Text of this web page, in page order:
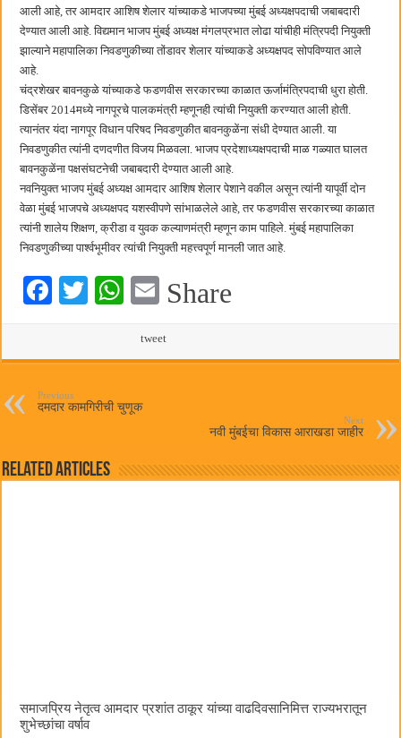
कॉमनवेल्थ टेबल टेनिस स्पर्धेत सीकेटीच्या स्वस्तिका घोषची सुवर्णझेप
आली आहे, तर आमदार आशिष शेलार यांच्याकडे भाजपच्या मुंबई अध्यक्षपदाची जबाबदारी
देण्यात आली आहे. विद्यमान भाजप मुंबई अध्यक्ष मंगलप्रभात लोढा यांचीही मंत्रिपदी नियुक्ती
झाल्याने महापालिका निवडणुकीच्या तोंडावर शेलार यांच्याकडे अध्यक्षपद सोपविण्यात आले
आहे.
चंद्रशेखर बावनकुळे यांच्याकडे फडणवीस सरकारच्या काळात ऊर्जामंत्रिपदाची धुरा होती.
डिसेंबर 2014मध्ये नागपूरचे पालकमंत्री म्हणूनही त्यांची नियुक्ती करण्यात आली होती.
त्यानंतर यंदा नागपूर विधान परिषद निवडणुकीत बावनकुळेंना संधी देण्यात आली. या
निवडणुकीत त्यांनी दणदणीत विजय मिळवला. भाजप प्रदेशाध्यक्षपदाची माळ गळ्यात घालत
बावनकुळेंना पक्षसंघटनेची जबाबदारी देण्यात आली आहे.
नवनियुक्त भाजप मुंबई अध्यक्ष आमदार आशिष शेलार पेशाने वकील असून त्यांनी यापूर्वी दोन
वेळा मुंबई भाजपचे अध्यक्षपद यशस्वीपणे सांभाळलेले आहे, तर फडणवीस सरकारच्या काळात
त्यांनी शालेय शिक्षण, क्रीडा व युवक कल्याणमंत्री म्हणून काम पाहिले. मुंबई महापालिका
निवडणुकीच्या पार्श्वभूमीवर त्यांची नियुक्ती महत्त्वपूर्ण मानली जात आहे.
Fa T
W
ts
pp
E
ail
Share
tweet
Previous
दमदार कामगिरीची चुणूक
Next
नवी मुंबईचा विकास आराखडा जाहीर
Related Articles
समाजप्रिय नेतृत्व आमदार प्रशांत ठाकूर यांच्या वाढदिवसानिमित्त राज्यभरातून
शुभेच्छांचा वर्षाव